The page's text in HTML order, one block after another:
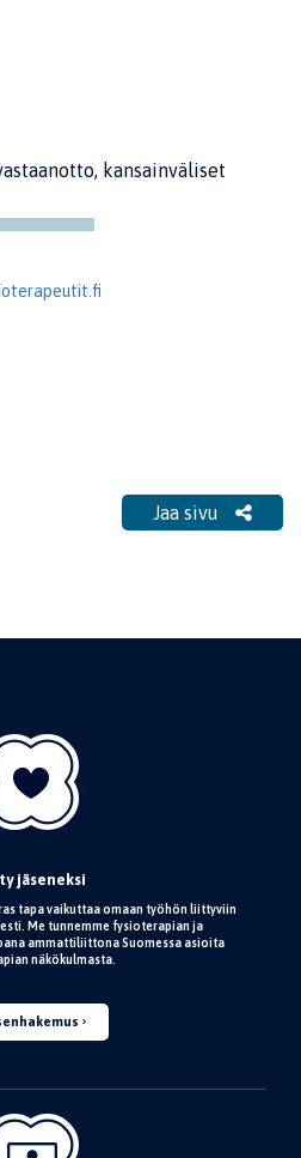
kansainväliset
Jaa sivu
jäseneksi
tapa vaikuttaa omaan työhön liittyviin
Me tunnemme fysioterapian ja
ammattiliittona Suomessa asioita
näkökulmasta.